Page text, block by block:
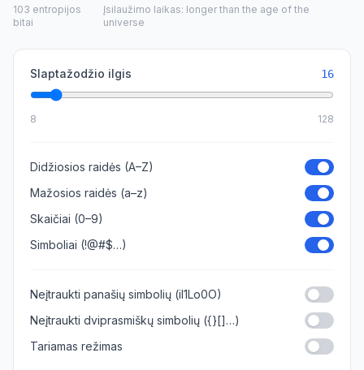
103 entropijos
bitai
Įsilaužimo laikas: longer than the age of the
universe
Slaptažodžio ilgis 16
8 128
Didžiosios raidės (A–Z)
Mažosios raidės (a–z)
Skaičiai (0–9)
Simboliai (!@#$…)
Neįtraukti panašių simbolių (il1Lo0O)
Neįtraukti dviprasmiškų simbolių ({}[]…)
Tariamas režimas